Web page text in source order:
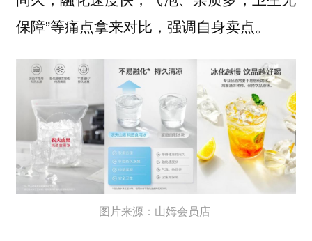
保障”等痛点拿来对比，强调自身卖点。
图片来源：山姆会员店